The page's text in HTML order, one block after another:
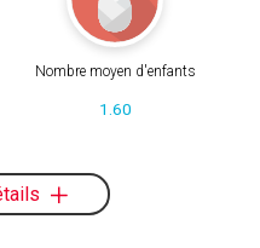
Nombre moyen d'enfants
1.60